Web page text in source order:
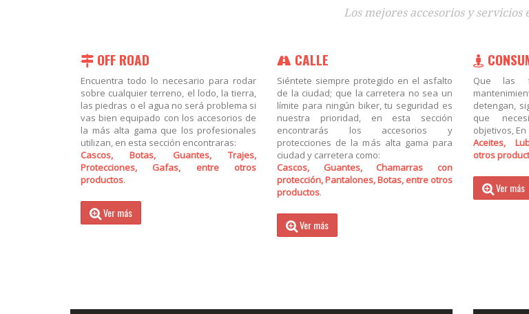
Los mejores accesorios y servicios
OFF ROAD
Encuentra todo lo necesario para rodar
sobre cualquier terreno, el lodo, la tierra,
las piedras o el agua no será problema si
vas bien equipado con los accesorios de
la más alta gama que los profesionales
utilizan, en esta sección encontraras:
Cascos, Botas, Guantes, Trajes,
Protecciones, Gafas, entre otros
productos.
Ver más
CALLE
Siéntete siempre protegido en el asfalto
de la ciudad; que la carretera no sea un
límite para ningún biker, tu seguridad es
nuestra prioridad, en esta sección
encontrarás los accesorios y
protecciones de la más alta gama para
ciudad y carretera como:
Cascos, Guantes, Chamarras con
protección, Pantalones, Botas, entre otros
productos.
Ver más
Que las
detengan,
que
objetivos,
Aceites,
otros
Ver más